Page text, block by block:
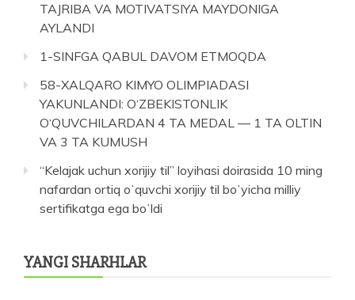
TAJRIBA VA MOTIVATSIYA MAYDONIGA
AYLANDI
1-SINFGA QABUL DAVOM ETMOQDA
58-XALQARO KIMYO OLIMPIADASI
YAKUNLANDI: O‘ZBEKISTONLIK
O‘QUVCHILARDAN 4 TA MEDAL — 1 TA OLTIN
VA 3 TA KUMUSH
“Kelajak uchun xorijiy til” loyihasi doirasida 10 ming
nafardan ortiq oʻquvchi xorijiy til boʻyicha milliy
sertifikatga ega boʻldi
YANGI SHARHLAR